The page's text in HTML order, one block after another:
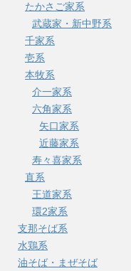
たかさご家系
武蔵家・新中野系
千家系
壱系
本牧系
介一家系
六角家系
矢口家系
近藤家系
寿々喜家系
直系
王道家系
環2家系
支那そば系
水鶏系
油そば・まぜそば